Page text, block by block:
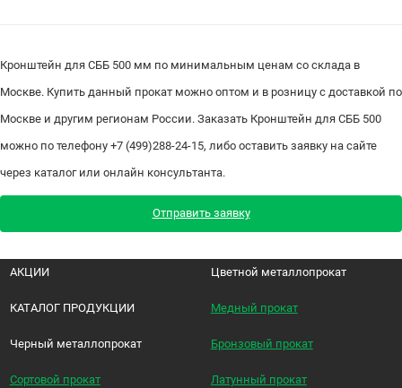
Кронштейн для СББ 500 мм по минимальным ценам со склада в
Москве. Купить данный прокат можно оптом и в розницу с доставкой по
Москве и другим регионам России. Заказать Кронштейн для СББ 500
можно по телефону +7 (499)288-24-15, либо оставить заявку на сайте
через каталог или онлайн консультанта.
Отправить заявку
АКЦИИ
КАТАЛОГ ПРОДУКЦИИ
Черный металлопрокат
Сортовой прокат
Цветной металлопрокат
Медный прокат
Бронзовый прокат
Латунный прокат